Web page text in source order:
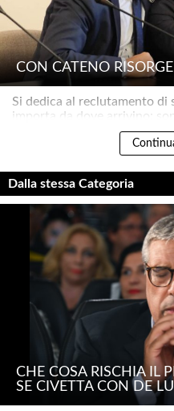
CON CATENO
Si dedica al reclutamento di
importa da dove arrivino:
Dalla stessa Categoria
CHE COSA RISCHIA IL
SE CIVETTA CON DE